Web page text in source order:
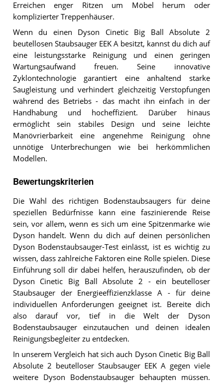
Erreichen enger Ritzen um Möbel herum oder
komplizierter Treppenhäuser.
Wenn du einen Dyson Cinetic Big Ball Absolute 2
beutellosen Staubsauger EEK A besitzt, kannst du dich auf
eine leistungsstarke Reinigung und einen geringen
Wartungsaufwand freuen. Seine innovative
Zyklontechnologie garantiert eine anhaltend starke
Saugleistung und verhindert gleichzeitig Verstopfungen
während des Betriebs - das macht ihn einfach in der
Handhabung und hocheffizient. Darüber hinaus
ermöglicht sein stabiles Design und seine leichte
Manövrierbarkeit eine angenehme Reinigung ohne
unnötige Unterbrechungen wie bei herkömmlichen
Modellen.
Bewertungskriterien
Die Wahl des richtigen Bodenstaubsaugers für deine
speziellen Bedürfnisse kann eine faszinierende Reise
sein, vor allem, wenn es sich um eine Spitzenmarke wie
Dyson handelt. Wenn du dich auf deinen persönlichen
Dyson Bodenstaubsauger-Test einlässt, ist es wichtig zu
wissen, dass zahlreiche Faktoren eine Rolle spielen. Diese
Einführung soll dir dabei helfen, herauszufinden, ob der
Dyson Cinetic Big Ball Absolute 2 - ein beutelloser
Staubsauger der Energieeffizienzklasse A - für deine
individuellen Anforderungen geeignet ist. Bereite dich
also darauf vor, tief in die Welt der Dyson
Bodenstaubsauger einzutauchen und deinen idealen
Reinigungsbegleiter zu entdecken.
In unserem Vergleich hat sich auch Dyson Cinetic Big Ball
Absolute 2 beutelloser Staubsauger EEK A gegen viele
weitere Dyson Bodenstaubsauger behaupten müssen.